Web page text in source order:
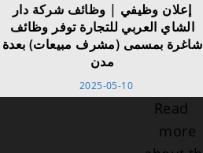
إعلان وظيفي | وظائف شركة دار
الشاي العربي للتجارة توفر وظائف
شاغرة بمسمى (مشرف مبيعات) بعدة
مدن
2025-05-10